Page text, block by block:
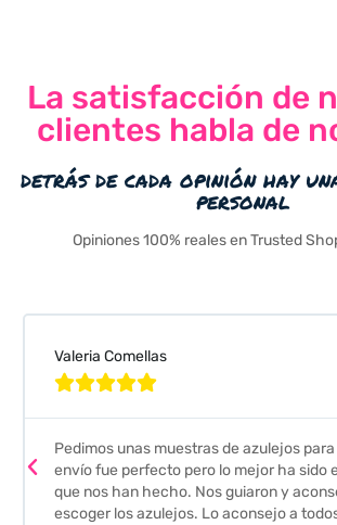
La satisfacción de
clientes habla de
detrás de cada opinión hay
personal
Opiniones 100% reales en Trusted
Valeria Comellas

Pedimos unas muestras de azulejos para
envío fue perfecto pero lo mejor ha sido
que nos han hecho. Nos guiaron y
escoger los azulejos. Lo aconsejo a